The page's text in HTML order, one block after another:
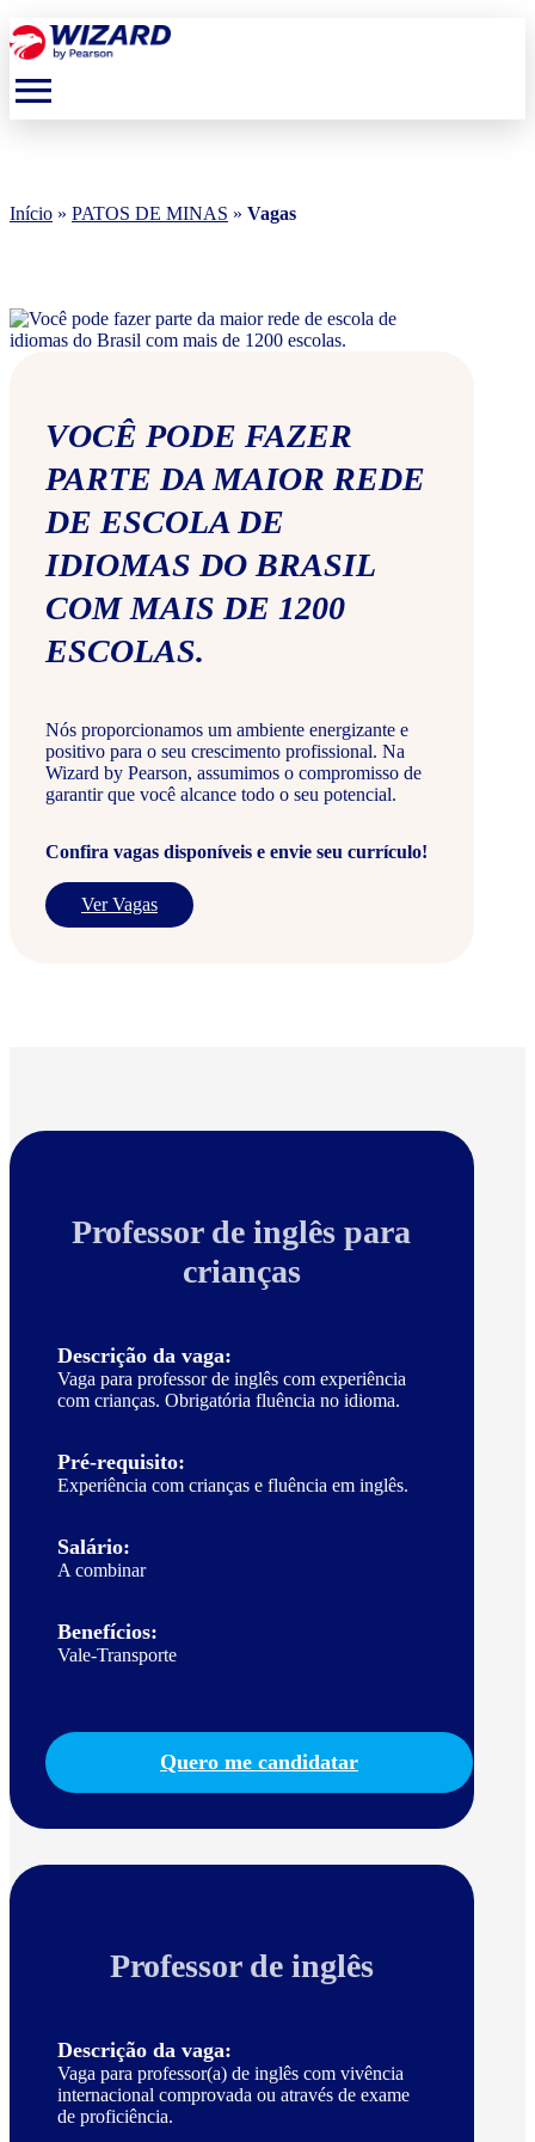
menu
Início » PATOS DE MINAS » Vagas
VOCÊ PODE FAZER
PARTE DA MAIOR REDE
DE ESCOLA DE
IDIOMAS DO BRASIL
COM MAIS DE 1200
ESCOLAS.
Nós proporcionamos um ambiente energizante e
positivo para o seu crescimento profissional. Na
Wizard by Pearson, assumimos o compromisso de
garantir que você alcance todo o seu potencial.
Confira vagas disponíveis e envie seu currículo!
Ver Vagas
Professor de inglês para
crianças
Descrição da vaga:
Vaga para professor de inglês com experiência
com crianças. Obrigatória fluência no idioma.
Pré-requisito:
Experiência com crianças e fluência em inglês.
Salário:
A combinar
Benefícios:
Vale-Transporte
Quero me candidatar
Professor de inglês
Descrição da vaga:
Vaga para professor(a) de inglês com vivência
internacional comprovada ou através de exame
de proficiência.